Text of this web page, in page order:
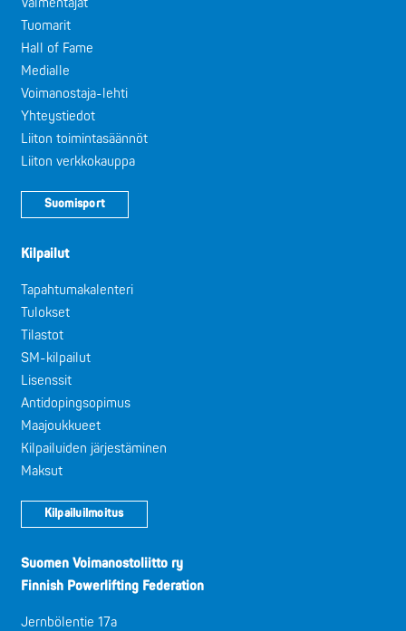
Tuomarit
Hall of Fame
Medialle
Voimanostaja-lehti
Yhteystiedot
Liiton toimintasäännöt
Liiton verkkokauppa
Suomisport
Kilpailut
Tapahtumakalenteri
Tulokset
Tilastot
SM-kilpailut
Lisenssit
Antidopingsopimus
Maajoukkueet
Kilpailuiden järjestäminen
Maksut
Kilpailuilmoitus
Suomen Voimanostoliitto ry
Finnish Powerlifting Federation
Jernbölentie 17a